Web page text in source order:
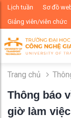
Lịch tuần Sơ đồ
Giảng viên/viên chức
Trang chủ
Thông báo
giờ làm việc